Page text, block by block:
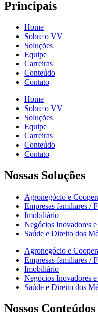
Principais
Home
Sobre o VV
Soluções
Equipe
Carreiras
Conteúdo
Contato
Home
Sobre o VV
Soluções
Equipe
Carreiras
Conteúdo
Contato
Nossas Soluções
Agronegócio e
Empresas familiares /
Imobiliário
Negócios Inovadores
Saúde e Direito dos
Agronegócio e
Empresas familiares /
Imobiliário
Negócios Inovadores
Saúde e Direito dos
Nossos Conteúdos